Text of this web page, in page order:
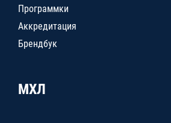
Программки
Аккредитация
Брендбук
МХЛ